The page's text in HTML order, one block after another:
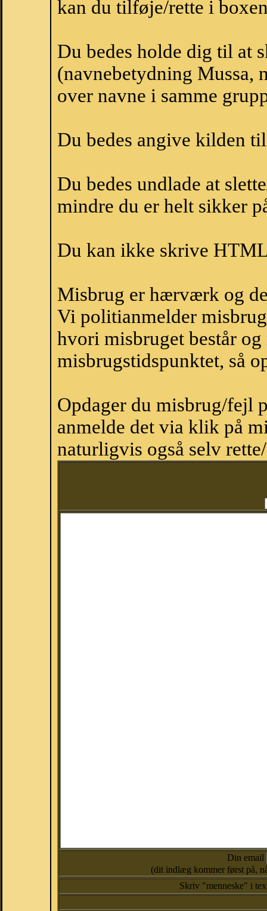
kan du tilføje/rette i
Du bedes holde dig til at
(navnebetydning Mussa,
over navne i samme
Du bedes angive kilden
Du bedes undlade at
mindre du er helt sikker
Du kan ikke skrive
Misbrug er hærværk og
Vi politianmelder
hvori misbruget består
misbrugstidspunktet, så
Opdager du misbrug/fejl
anmelde det via klik på
naturligvis også selv
Din email
(dit indlæg kommer først på,
Skriv "menneske" i